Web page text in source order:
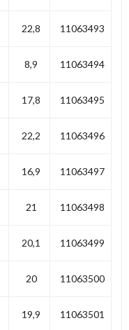
22,8 11063493
8,9 11063494
17,8 11063495
22,2 11063496
16,9 11063497
21 11063498
20,1 11063499
20 11063500
19,9 11063501